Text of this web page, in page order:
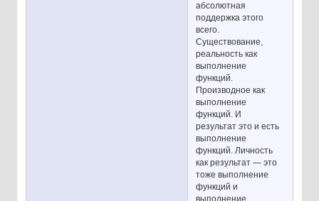
абсолютная
поддержка этого
всего.
Существование,
реальность как
выполнение
функций.
Производное как
выполнение
функций. И
результат это и есть
выполнение
функций. Личность
как результат — это
тоже выполнение
функций и